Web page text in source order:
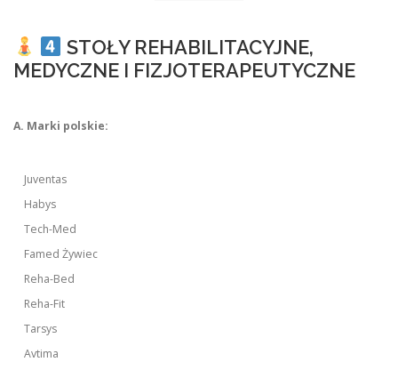
STOŁY REHABILITACYJNE,
MEDYCZNE I FIZJOTERAPEUTYCZNE
A. Marki polskie:
Juventas
Habys
Tech-Med
Famed Żywiec
Reha-Bed
Reha-Fit
Tarsys
Avtima